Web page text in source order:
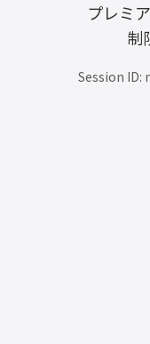
プレミ
制
Session ID: